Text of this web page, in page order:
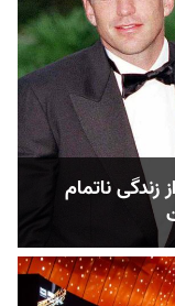
ناتمام